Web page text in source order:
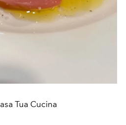
Tua Cucina